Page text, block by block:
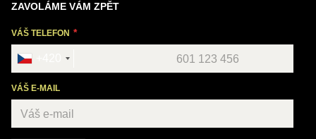
ZAVOLÁME VÁM ZPĚT
VÁŠ TELEFON
VÁŠ E-MAIL